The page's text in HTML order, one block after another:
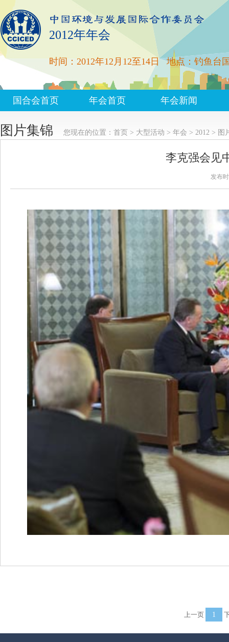
2012年年会
时间：2012年12月12至14日 地点：钓鱼台
国合会首页 年会首页 年会新闻
图片集锦 您现在的位置： 首页 > 大型活动 > 年会 > 2012 > 图
李克强会见
发布
上一页 1